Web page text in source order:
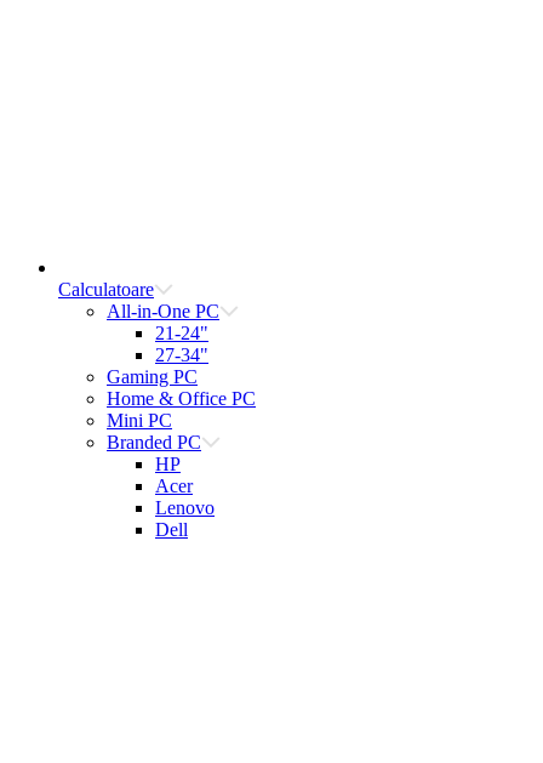
Calculatoare
All-in-One PC
21-24"
27-34"
Gaming PC
Home & Office PC
Mini PC
Branded PC
HP
Acer
Lenovo
Dell